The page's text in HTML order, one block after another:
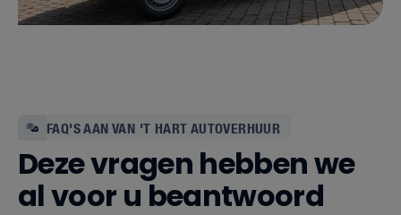
FAQ'S AAN VAN 'T HART AUTOVERHUUR
Deze vragen hebben we
al voor u beantwoord